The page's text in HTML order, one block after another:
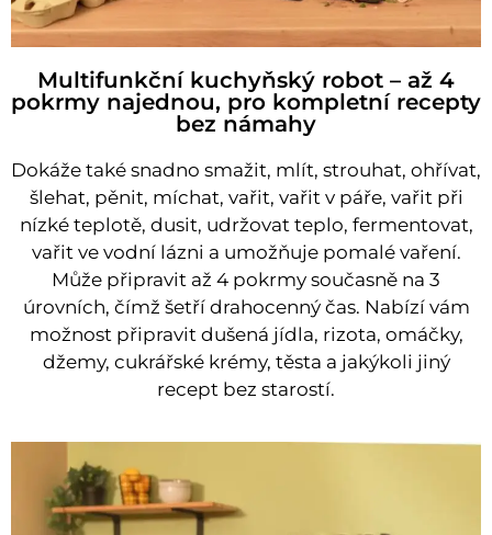
Multifunkční kuchyňský robot – až 4
pokrmy najednou, pro kompletní recepty
bez námahy
Dokáže také snadno smažit, mlít, strouhat, ohřívat,
šlehat, pěnit, míchat, vařit, vařit v páře, vařit při
nízké teplotě, dusit, udržovat teplo, fermentovat,
vařit ve vodní lázni a umožňuje pomalé vaření.
Může připravit až 4 pokrmy současně na 3
úrovních, čímž šetří drahocenný čas. Nabízí vám
možnost připravit dušená jídla, rizota, omáčky,
džemy, cukrářské krémy, těsta a jakýkoli jiný
recept bez starostí.